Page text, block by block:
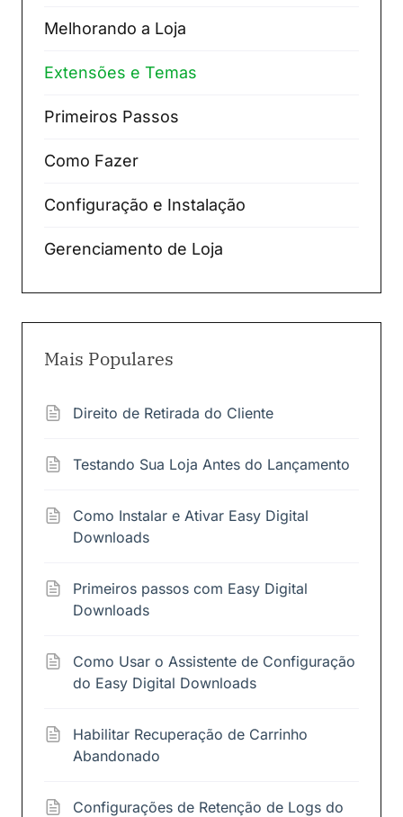
Melhorando a Loja
Extensões e Temas
Primeiros Passos
Como Fazer
Configuração e Instalação
Gerenciamento de Loja
Mais Populares
Direito de Retirada do Cliente
Testando Sua Loja Antes do Lançamento
Como Instalar e Ativar Easy Digital
Downloads
Primeiros passos com Easy Digital
Downloads
Como Usar o Assistente de Configuração
do Easy Digital Downloads
Habilitar Recuperação de Carrinho
Abandonado
Configurações de Retenção de Logs do